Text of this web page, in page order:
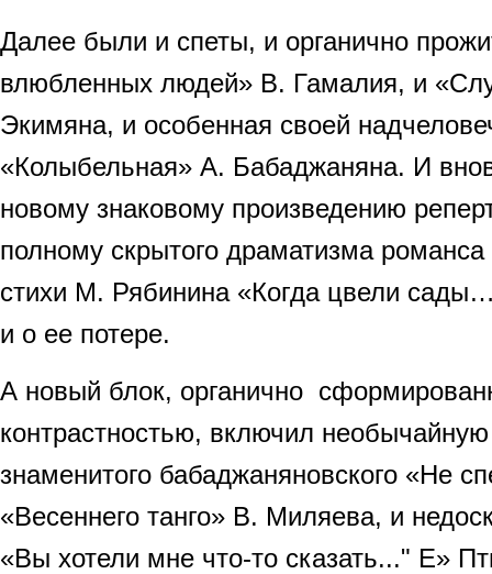
Далее были и спеты, и органично
влюбленных людей» В. Гамалия, и
Экимяна, и особенная своей
«Колыбельная» А. Бабаджаняна. И
новому знаковому произведению
полному скрытого драматизма
стихи М. Рябинина «Когда цвели
и о ее потере.
А новый блок, органично
контрастностью, включил
знаменитого бабаджаняновского «Не
«Весеннего танго» В. Миляева, и
«Вы хотели мне что-то сказать..." Е»